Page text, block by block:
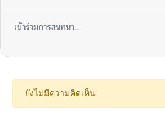
เข้าร่วมการสนทนา...
ยังไม่มีความคิดเห็น